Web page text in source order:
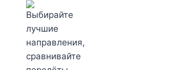
Перейти
содержимому